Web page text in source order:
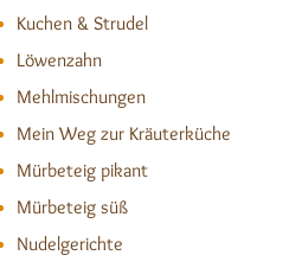
Kuchen & Strudel
Löwenzahn
Mehlmischungen
Mein Weg zur Kräuterküche
Mürbeteig pikant
Mürbeteig süß
Nudelgerichte